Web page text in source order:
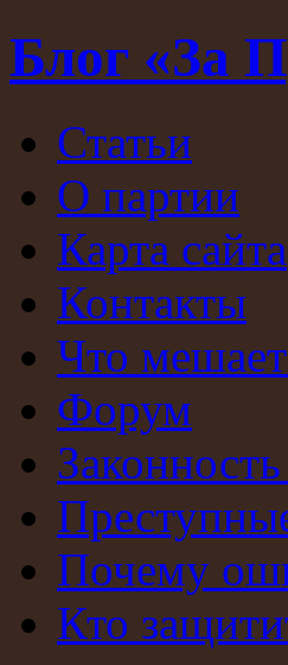
Блог «За
Статьи
О партии
Карта сайта
Контакты
Что
Форум
Почему
Кто